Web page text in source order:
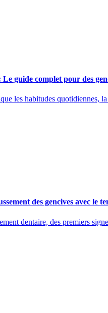
guide complet pour des
les habitudes quotidiennes,
des gencives avec le
dentaire, des premiers